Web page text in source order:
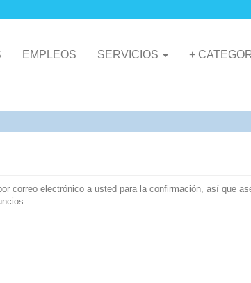
EMPLEOS SERVICIOS +
correo electrónico a usted para la confirmación, así que